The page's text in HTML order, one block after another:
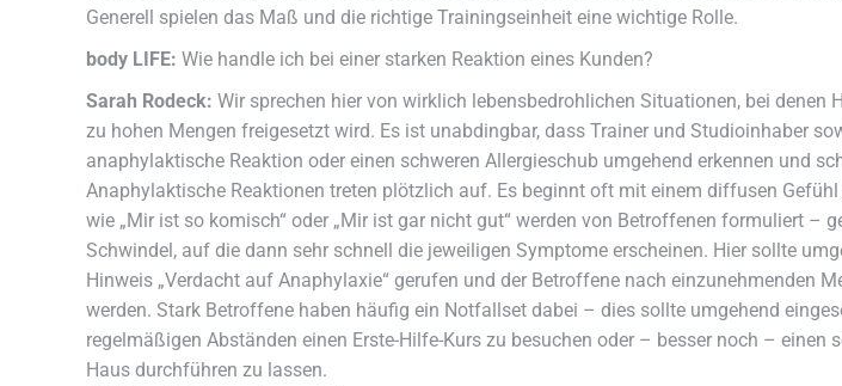
Generell spielen das Maß und die richtige Trainingseinheit eine wichtige Rolle.
body LIFE: Wie handle ich bei einer starken Reaktion eines Kunden?
Sarah Rodeck: Wir sprechen hier von wirklich lebensbedrohlichen Situationen, bei denen
zu hohen Mengen freigesetzt wird. Es ist unabdingbar, dass Trainer und Studioinhaber
anaphylaktische Reaktion oder einen schweren Allergieschub umgehend erkennen und
Anaphylaktische Reaktionen treten plötzlich auf. Es beginnt oft mit einem diffusen Gefühl
wie „Mir ist so komisch“ oder „Mir ist gar nicht gut“ werden von Betroffenen formuliert –
Schwindel, auf die dann sehr schnell die jeweiligen Symptome erscheinen. Hier sollte
Hinweis „Verdacht auf Anaphylaxie“ gerufen und der Betroffene nach einzunehmenden
werden. Stark Betroffene haben häufig ein Notfallset dabei – dies sollte umgehend
regelmäßigen Abständen einen Erste-Hilfe-Kurs zu besuchen oder – besser noch – einen
Haus durchführen zu lassen.